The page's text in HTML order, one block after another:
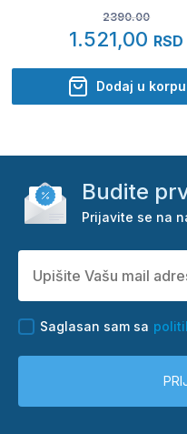
2390.00
1.521,00 RSD
Dodaj u korpu
Budite
Prijavite se na
Saglasan sam sa